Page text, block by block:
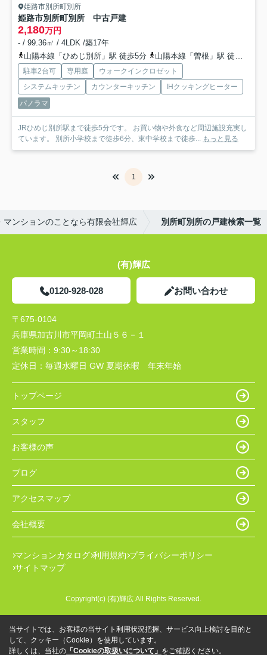
姫路市別所町別所
姫路市別所町別所 中古戸建
2,180万円
- / 99.36㎡ / 4LDK /築17年
山陽本線「ひめじ別所」駅 徒歩5分
山陽本線「曽根」駅 徒歩26分
駐車2台可 専用庭
ウォークインクロゼット
システムキッチン
カウンターキッチン
IHクッキングヒーター
パノラマ
JRひめじ別所駅まで徒歩5分です。 お買い物や外食など周辺施設充実し
ています。 別所小学校まで徒歩6分、東中学校まで徒歩... もっと見る
1
ンションのことなら有限会社輝広 別所町別所の戸建検索一覧
(有)輝広
0120-928-028 お問い合わせ
〒675-0104
兵庫県加古川市平岡町土山５６－１
営業時間： 9:30～18:30
定休日： 毎週水曜日 GW 夏期休暇 年末年始
トップページ
スタッフ
お客様の声
ブログ
アクセスマップ
会社概要
マンションカタログ 利用規約 プライバシーポリシー
サイトマップ
Copyright(c) (有)輝広 All Rights Reserved.
当サイトでは、お客様の当サイト利用状況把握、サービス向上検討を目的と
して、クッキー（Cookie）を使用しています。
詳しくは、当社の 「Cookieの取扱いについて」 をご確認ください。